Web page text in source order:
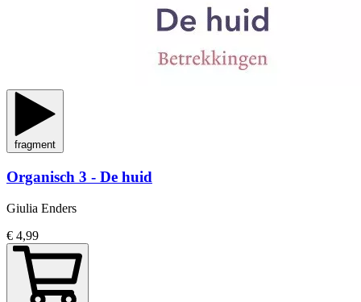
fragment
Organisch 3 - De huid
Giulia Enders
€ 4,99